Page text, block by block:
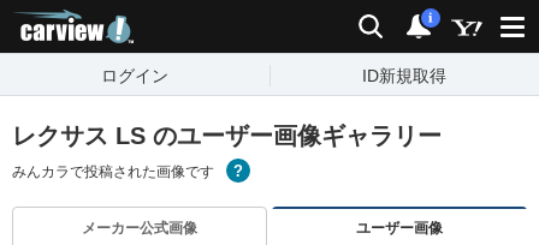
検索 通知
i
ログイン ID新規取得
レクサス LS のユーザー画像ギャラリー
みんカラで投稿された画像です
メーカー公式画像 ユーザー画像